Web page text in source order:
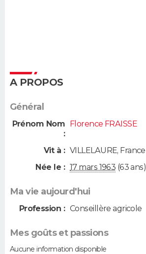
A PROPOS
Général
Prénom Nom
:
Florence FRAISSE
Vit à : VILLELAURE, France
Née le : 17 mars 1963 (63 ans)
Ma vie aujourd'hui
Profession : Conseillère agricole
Mes goûts et passions
Aucune information disponible